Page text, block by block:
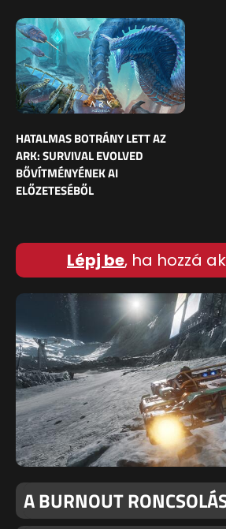
HATALMAS BOTRÁNY LETT AZ
ARK: SURVIVAL EVOLVED
BŐVÍTMÉNYÉNEK AI
ELŐZETESÉBŐL
Lépj be, ha hozzá
A BURNOUT